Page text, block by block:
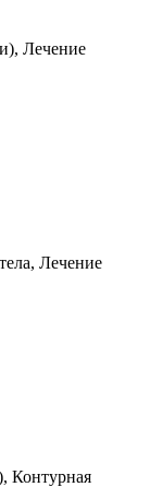
Лечение
Лечение
Контурная